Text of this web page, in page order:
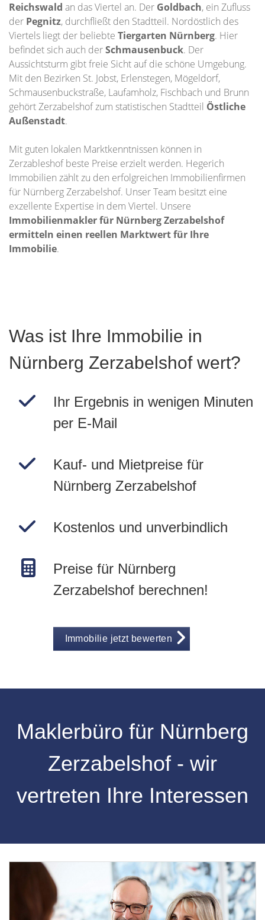
Reichswald an das Viertel an. Der Goldbach, ein Zufluss
der Pegnitz, durchfließt den Stadtteil. Nordöstlich des
Viertels liegt der beliebte Tiergarten Nürnberg. Hier
befindet sich auch derSchmausenbuck. Der
Aussichtsturm gibt freie Sicht auf die schöne Umgebung.
Mit den Bezirken St. Jobst, Erlenstegen, Mögeldorf,
Schmausenbuckstraße, Laufamholz, Fischbach und Brunn
gehört Zerzabelshof zum statistischen Stadtteil Östliche
Außenstadt.
Mit guten lokalen Marktkenntnissen können in
Zerzableshof beste Preise erzielt werden. Hegerich
Immobilien zählt zu den erfolgreichen Immobilienfirmen
für Nürnberg Zerzabelshof. Unser Team besitzt eine
exzellente Expertise in dem Viertel. Unsere
Immobilienmakler für Nürnberg Zerzabelshof
ermitteln einen reellen Marktwert für Ihre
Immobilie.
Was ist Ihre Immobilie in
Nürnberg Zerzabelshof wert?
Ihr Ergebnis in wenigen Minuten
per E-Mail
Kauf- und Mietpreise für
Nürnberg Zerzabelshof
Kostenlos und unverbindlich
Preise für Nürnberg
Zerzabelshof berechnen!
Immobilie jetzt bewerten
Maklerbüro für Nürnberg
Zerzabelshof - wir
vertreten Ihre Interessen